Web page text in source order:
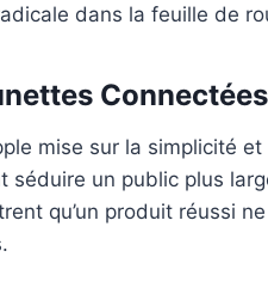
dans la feuille de
Connectées
mise sur la simplicité
un public plus
qu’un produit réussi